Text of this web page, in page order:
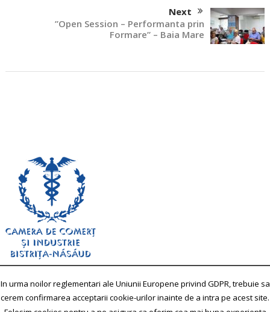
Next
”Open Session – Performanta prin
Formare” – Baia Mare
„Conţinutul acestui material nu reprezintă în mod obligatoriu
In urma noilor reglementari ale Uniunii Europene privind GDPR, trebuie sa
cerem confirmarea acceptarii cookie-urilor inainte de a intra pe acest site.